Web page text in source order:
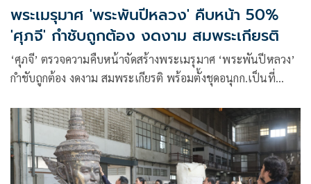
พระเมรุมาศ 'พระพันปีหลวง' คืบหน้า 50%
'ศุภจี' กำชับถูกต้อง งดงาม สมพระเกียรติ
‘ศุภจี’ ตรวจความคืบหน้าจัดสร้างพระเมรุมาศ ‘พระพันปีหลวง’
กำชับถูกต้อง งดงาม สมพระเกียรติ พร้อมตั้งชุดอนุกก.เป็นที่
ส่วนพระโกศจันทน์เร่งขยายลวดลาย ช่างสิบหมู่รวมพลังรังสรรค์
ศิลปกรรมสุดประณีต